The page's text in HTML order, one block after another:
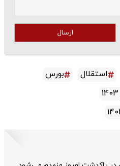
ارسال
استقلال
بورس